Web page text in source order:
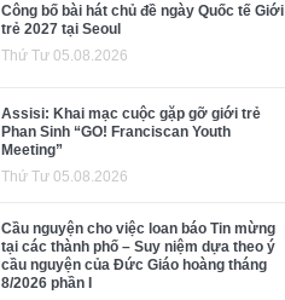
Công bố bài hát chủ đề ngày Quốc tế Giới
trẻ 2027 tại Seoul
Thứ Tư 05.08.2026
Assisi: Khai mạc cuộc gặp gỡ giới trẻ
Phan Sinh “GO! Franciscan Youth
Meeting”
Thứ Tư 05.08.2026
Cầu nguyện cho việc loan báo Tin mừng
tại các thành phố – Suy niệm dựa theo ý
cầu nguyện của Đức Giáo hoàng tháng
8/2026 phần I